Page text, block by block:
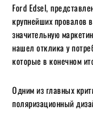
Ford Edsel,
крупнейших провалов
значительную
нашел отклика у
которые в конечном
Одним из главных
поляризационный